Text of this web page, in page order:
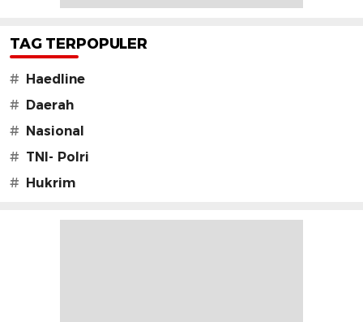
TAG TERPOPULER
# Haedline
# Daerah
# Nasional
# TNI- Polri
# Hukrim